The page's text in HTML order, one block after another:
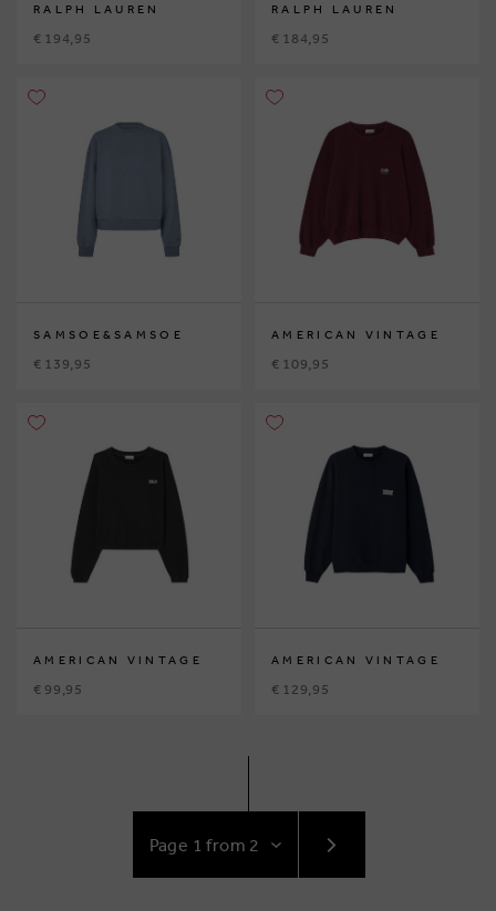
RALPH LAUREN
€ 194,95
RALPH LAUREN
€ 184,95
SAMSOE&SAMSOE
€ 139,95
AMERICAN VINTAGE
€ 109,95
AMERICAN VINTAGE
€ 99,95
AMERICAN VINTAGE
€ 129,95
TO
NEXT